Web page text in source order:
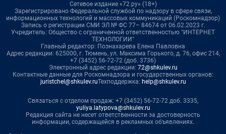
Сетевое издание «72.ру» (18+)
Зарегистрировано Федеральной службой по надзору в сфере связи,
информационных технологий и массовых коммуникаций (Роскомнадзор)
Запись о регистрации СМИ ЭЛ № ФС 77– 84674 от 06.02.2023 г.
Учредитель: Общество с ограниченной ответственностью "ИНТЕРНЕТ
ТЕХНОЛОГИИ"
Главный редактор: Познахарева Елена Павловна
Адрес редакции: 625000, г. Тюмень, ул. Максима Горького, д. 76, офис 214,
+7 (3452) 56-72-72 (доб. 3736)
Электронный адрес редакции: 72@shkulev.ru
Контактные данные для Роскомнадзора и государственных органов:
juristchel@shkulev.ruТехподдержка: help@shkulev.ru
Связаться с отделом продаж: +7 (3452) 56-72-72 доб. 3335,
yuliya.latypova@shkulev.ru
Редакция сайта не несет ответственности за достоверность
информации, содержащейся в рекламных объявлениях.